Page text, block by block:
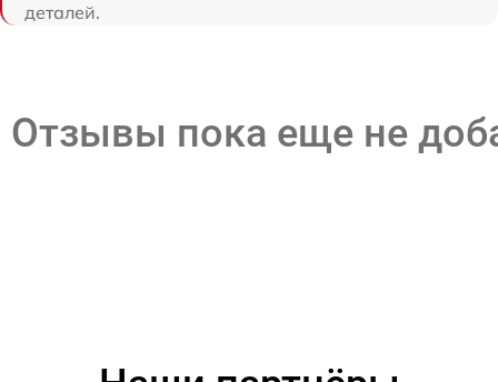
деталей.
Отзывы пока еще не